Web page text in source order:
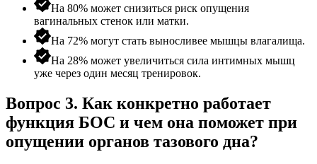
На 80% может снизиться риск опущения
вагинальных стенок или матки.
На 72% могут стать выносливее мышцы влагалища.
На 28% может увеличиться сила интимных мышц
уже через один месяц тренировок.
Вопрос 3. Как конкретно работает
функция БОС и чем она поможет при
опущении органов тазового дна?